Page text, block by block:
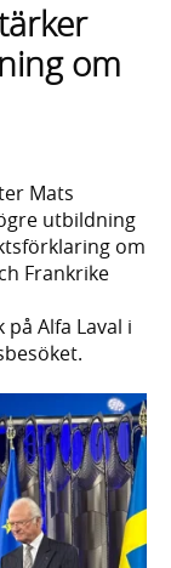
om
Mats
utbildning
om
Frankrike
Alfa Laval i